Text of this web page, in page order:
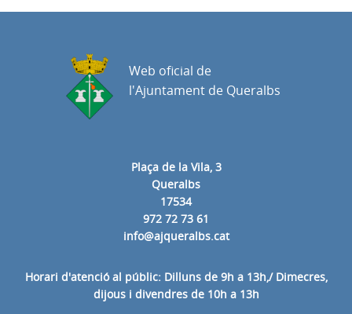
Plaça de la Vila, 3
Queralbs
17534
972 72 73 61
info@ajqueralbs.cat
Horari d'atenció al públic: Dilluns de 9h a 13h,/ Dimecres,
dijous i divendres de 10h a 13h
Web oficial de
l'Ajuntament de Queralbs